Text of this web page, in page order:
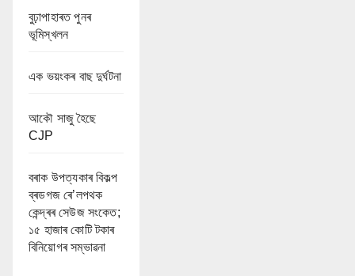
বুঢ়াপাহাৰত পুনৰ
ভূমিস্খলন
এক ভয়ংকৰ বাছ দুৰ্ঘটনা
আকৌ সাজু হৈছে
CJP
বৰাক উপত্যকাৰ বিকল্প
ব্ৰডগজ ৰে’লপথক
কেন্দ্ৰৰ সেউজ সংকেত;
১৫ হাজাৰ কোটি টকাৰ
বিনিয়োগৰ সম্ভাৱনা